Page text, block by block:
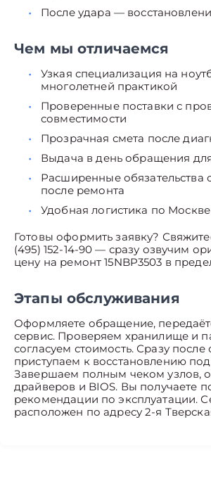
После удара —
Чем мы отличаемся
Узкая специализация на
многолетней практикой
Проверенные поставки с
совместимости
Прозрачная смета после
Выдача в день обращения
Расширенные обязательства
после ремонта
Удобная логистика по Москве
Готовы оформить заявку?
(495) 152-14-90 — сразу озвучим
цену на ремонт 15NBP3503 в
Этапы обслуживания
Оформляете обращение,
сервис. Проверяем хранилище и
согласуем стоимость. Сразу после
приступаем к восстановлению
Завершаем полным чеком узлов,
драйверов и BIOS. Вы получаете
рекомендации по эксплуатации.
расположен по адресу 2-я